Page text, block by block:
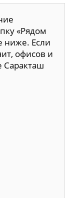
«Рядом
ниже. Если
офисов и
Саракташ